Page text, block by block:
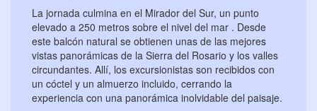
La jornada culmina en el Mirador del Sur, un punto
elevado a 250 metros sobre el nivel del mar . Desde
este balcón natural se obtienen unas de las mejores
vistas panorámicas de la Sierra del Rosario y los valles
circundantes. Allí, los excursionistas son recibidos con
un cóctel y un almuerzo incluido, cerrando la
experiencia con una panorámica inolvidable del paisaje.